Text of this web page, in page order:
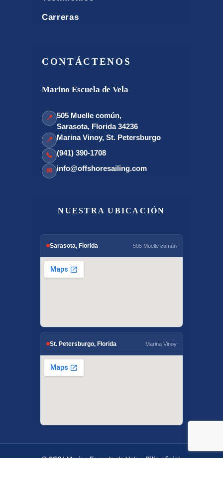
Carreras
CONTÁCTENOS
Marino Escuela de Vela
📍 505 Muelle común,
Sarasota, Florida 34236
📍 Marina Vinoy, St. Petersburgo
📞 (941) 390-1708
✉ info@offshoresailing.com
NUESTRA UBICACIÓN
Sarasota, Florida 505 Muelle común
St. Petersburgo, Florida Marina Vinoy
© 2026 Marino Escuela de Vela - Sitio oficial.